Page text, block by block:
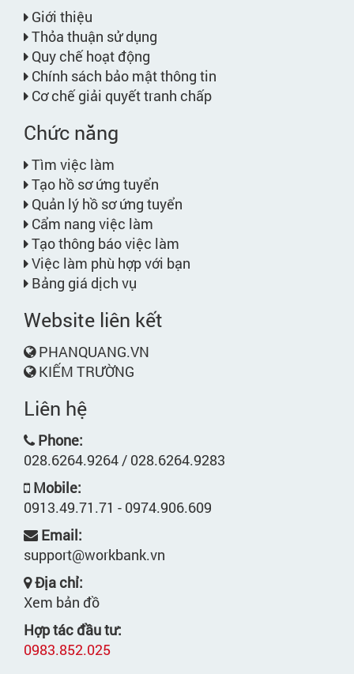
Giới thiệu
Thỏa thuận sử dụng
Quy chế hoạt động
Chính sách bảo mật thông tin
Cơ chế giải quyết tranh chấp
Chức năng
Tìm việc làm
Tạo hồ sơ ứng tuyển
Quản lý hồ sơ ứng tuyển
Cẩm nang việc làm
Tạo thông báo việc làm
Việc làm phù hợp với bạn
Bảng giá dịch vụ
Website liên kết
PHANQUANG.VN
KIẾM TRƯỜNG
Liên hệ
Phone:
028.6264.9264 / 028.6264.9283
Mobile:
0913.49.71.71 - 0974.906.609
Email:
support@workbank.vn
Địa chỉ:
Xem bản đồ
Hợp tác đầu tư:
0983.852.025